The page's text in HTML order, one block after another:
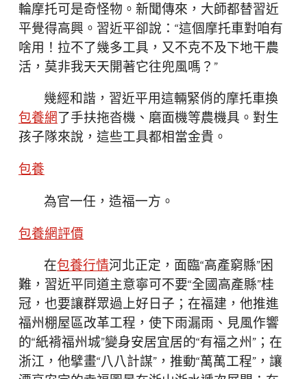
輪摩托可是奇怪物。新聞傳來，大師都替習近
平覺得高興。習近平卻說：“這個摩托車對咱有
啥用！拉不了幾多工具，又不克不及下地干農
活，莫非我天天開著它往兜風嗎？”
幾經和諧，習近平用這輛緊俏的摩托車換
包養網了手扶拖沓機、磨面機等農機具。對生
孩子隊來說，這些工具都相當金貴。
包養
為官一任，造福一方。
包養網評價
在包養行情河北正定，面臨“高產窮縣”困
難，習近平同道主意寧可不要“全國高產縣”桂
冠，也要讓群眾過上好日子；在福建，他推進
福州棚屋區改革工程，使下雨漏雨、見風作響
的“紙褙福州城”變身安居宜居的“有福之州”；在
浙江，他擘畫“八八計謀”，推動“萬萬工程”，讓